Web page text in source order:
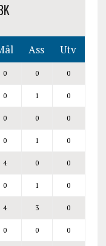
Ass Utv
0 0 0
0 1 0
0 0 0
0 1 0
4 0 0
0 1 0
4 3 0
0 0 0